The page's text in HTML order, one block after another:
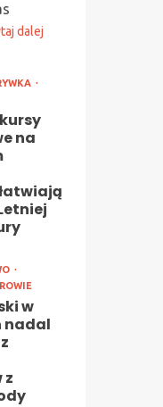
dalej
na
w
nadal
z